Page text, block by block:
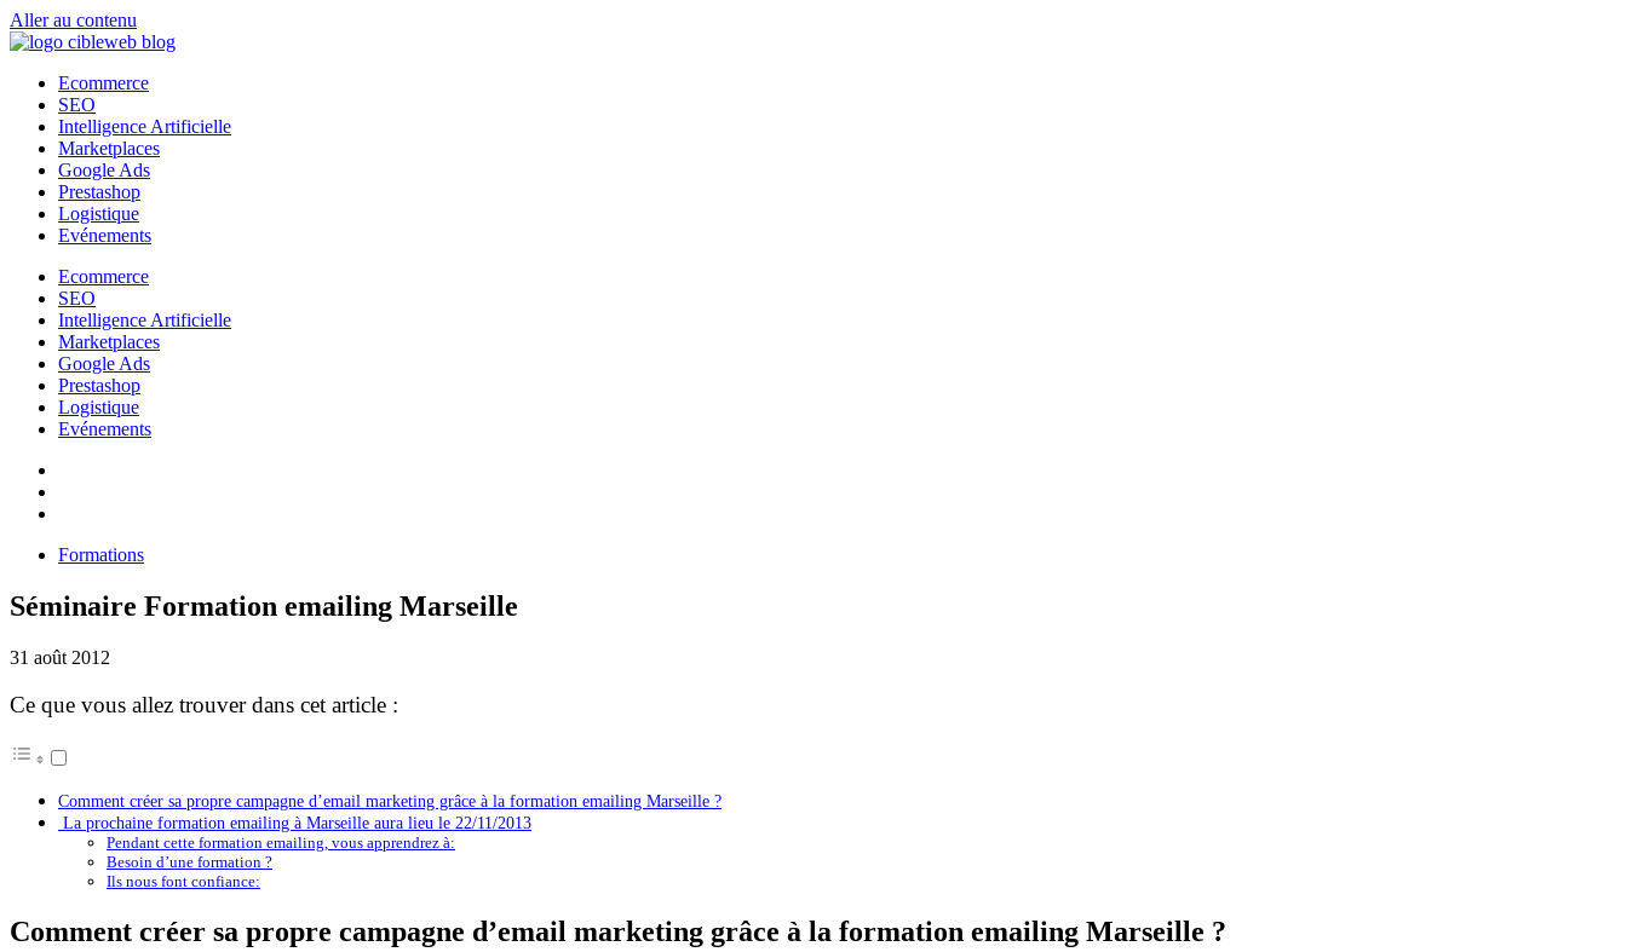
Aller au contenu
Ecommerce
SEO
Intelligence Artificielle
Marketplaces
Google Ads
Prestashop
Logistique
Evénements
Ecommerce
SEO
Intelligence Artificielle
Marketplaces
Google Ads
Prestashop
Logistique
Evénements
Formations
Séminaire Formation emailing Marseille
31 août 2012
Ce que vous allez trouver dans cet article :
Comment créer sa propre campagne d’email marketing grâce à la formation emailing Marseille ?
La prochaine formation emailing à Marseille aura lieu le 22/11/2013
Pendant cette formation emailing, vous apprendrez à:
Besoin d’une formation ?
Ils nous font confiance:
Comment créer sa propre campagne d’email marketing grâce à la formation emailing Marseille ?